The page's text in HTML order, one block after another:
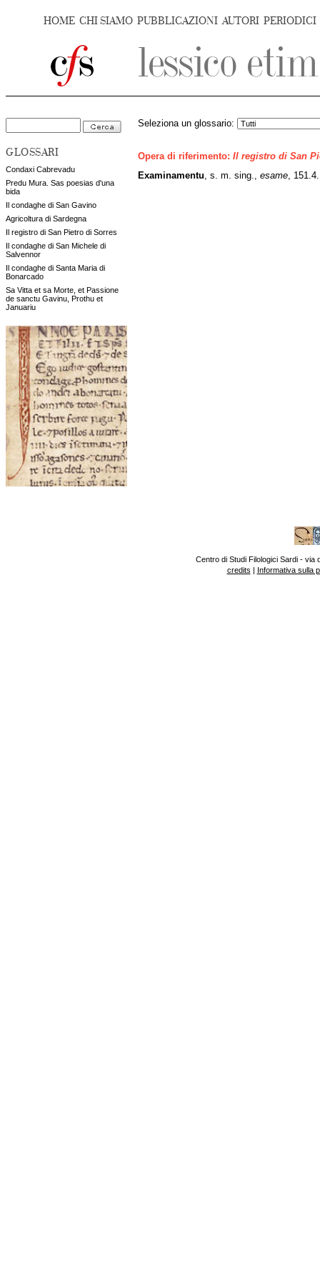
HOME CHI SIAMO PUBBLICAZIONI AUTORI PERIODICI
GLOSSARI
Condaxi Cabrevadu
Predu Mura. Sas poesias d'una
bida
Il condaghe di San Gavino
Agricoltura di Sardegna
Il registro di San Pietro di Sorres
Il condaghe di San Michele di
Salvennor
Il condaghe di Santa Maria di
Bonarcado
Sa Vitta et sa Morte, et Passione
de sanctu Gavinu, Prothu et
Januariu
Seleziona un glossario:
Opera di riferimento: Il registro di San
Examinamentu , s. m. sing., esame , 151.4.
Centro di Studi Filologici Sardi - via
credits | Informativa sulla